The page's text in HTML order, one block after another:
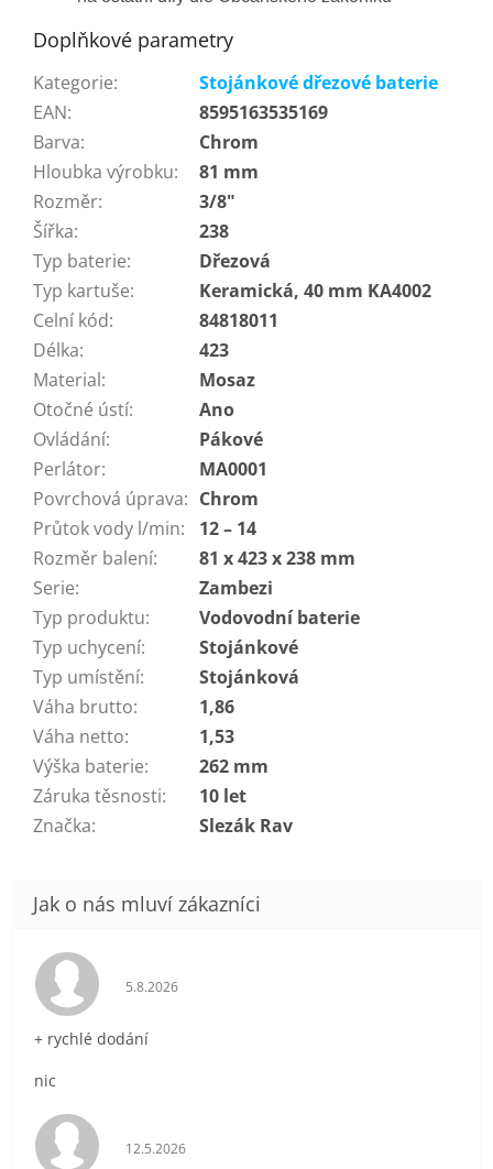
Doplňkové parametry
Kategorie:
Stojánkové dřezové baterie
EAN:
8595163535169
Barva:
Chrom
Hloubka výrobku:
81 mm
Rozměr:
3/8"
Šířka:
238
Typ baterie:
Dřezová
Typ kartuše:
Keramická, 40 mm KA4002
Celní kód:
84818011
Délka:
423
Material:
Mosaz
Otočné ústí:
Ano
Ovládání:
Pákové
Perlátor:
MA0001
Povrchová úprava: Chrom
Průtok vody l/min:
12 – 14
Rozměr balení:
81 x 423 x 238 mm
Serie:
Zambezi
Typ produktu:
Vodovodní baterie
Typ uchycení:
Stojánkové
Typ umístění:
Stojánková
Váha brutto:
1,86
Váha netto:
1,53
Výška baterie:
262 mm
Záruka těsnosti:
10 let
Značka: Slezák Rav
Hodnocení obchodu je 5 z 5 hvězdiček.
5.8.2026
+ rychlé dodání
nic
Hodnocení obchodu je 5 z 5 hvězdiček.
12.5.2026